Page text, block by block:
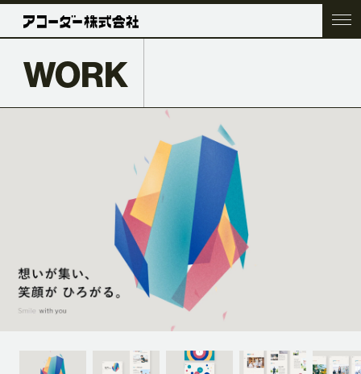
TOP
WORK
WORK